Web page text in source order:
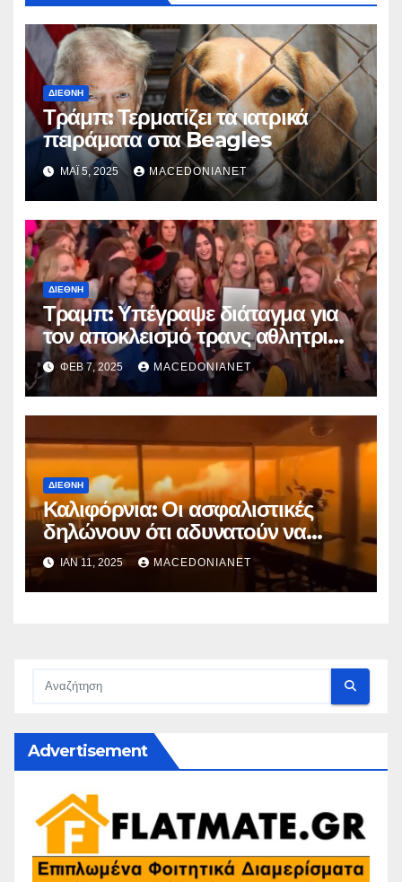
ΔΙΕΘΝΉ
Τράμπ: Τερματίζει τα ιατρικά
πειράματα στα Beagles
ΜΆΙ 5, 2025 MACEDONIANET
ΔΙΕΘΝΉ
Τραμπ: Υπέγραψε διάταγμα για
τον αποκλεισμό τρανς αθλητριών
από γυναικείες διοργανώσεις
ΦΕΒ 7, 2025 MACEDONIANET
ΔΙΕΘΝΉ
Καλιφόρνια: Οι ασφαλιστικές
δηλώνουν ότι αδυνατούν να
καλύψουν τις αποζημιώσεις!
ΙΑΝ 11, 2025 MACEDONIANET
Advertisement